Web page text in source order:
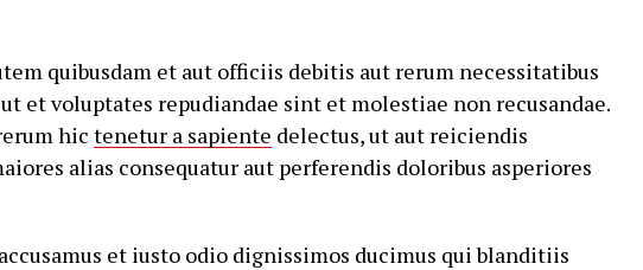
quibusdam et aut officiis debitis aut rerum necessitatibus
et voluptates repudiandae sint et molestiae non recusandae.
hic tenetur a sapiente delectus, ut aut reiciendis
alias consequatur aut perferendis doloribus asperiores
et iusto odio dignissimos ducimus qui blanditiis